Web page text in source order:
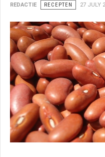
REDACTIE RECEPTEN 27 JULY